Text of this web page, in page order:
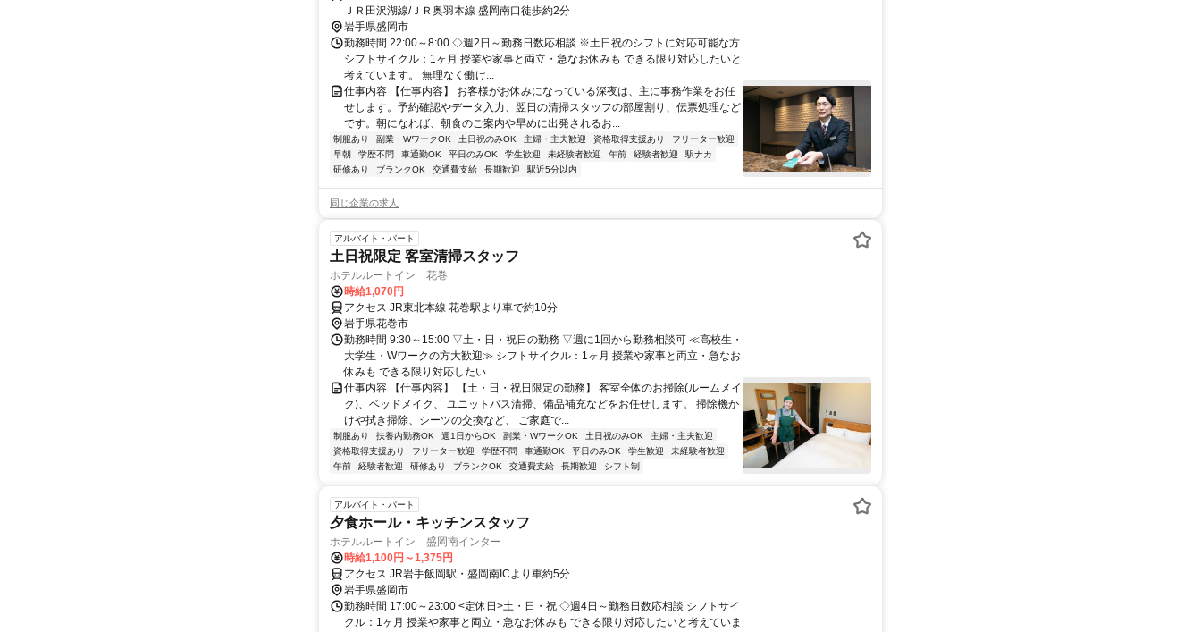
ＪＲ田沢湖線/ＪＲ奥羽本線 盛岡南口徒歩約2分
岩手県盛岡市
勤務時間 22:00～8:00 ◇週2日～勤務日数応相談 ※土日祝のシフトに対応可能な方
シフトサイクル：1ヶ月 授業や家事と両立・急なお休みも できる限り対応したいと
考えています。 無理なく働け...
仕事内容 【仕事内容】 お客様がお休みになっている深夜は、主に事務作業をお任
せします。予約確認やデータ入力、翌日の清掃スタッフの部屋割り、伝票処理など
です。朝になれば、朝食のご案内や早めに出発されるお...
制服あり 副業・WワークOK 土日祝のみOK 主婦・主夫歓迎 資格取得支援あり
フリーター歓迎
早朝
学歴不問 車通勤OK 平日のみOK 学生歓迎 未経験者歓迎 午前 経験者歓迎
駅ナカ
研修あり
ブランクOK 交通費支給 長期歓迎 駅近5分以内
同じ企業の求人
アルバイト・パート
土日祝限定 客室清掃スタッフ
ホテルルートイン 花巻
時給1,070円
アクセス JR東北本線 花巻駅より車で約10分
岩手県花巻市
勤務時間 9:30～15:00 ▽土・日・祝日の勤務 ▽週に1回から勤務相談可 ≪高校生・
大学生・Wワークの方大歓迎≫ シフトサイクル：1ヶ月 授業や家事と両立・急なお
休みも できる限り対応したい...
仕事内容 【仕事内容】 【土・日・祝日限定の勤務】 客室全体のお掃除(ルームメイ
ク)、ベッドメイク、 ユニットバス清掃、備品補充などをお任せします。 掃除機か
けや拭き掃除、シーツの交換など、 ご家庭で...
制服あり 扶養内勤務OK 週1日からOK 副業・WワークOK 土日祝のみOK
主婦・主夫歓迎
資格取得支援あり
フリーター歓迎 学歴不問 車通勤OK 平日のみOK 学生歓迎
未経験者歓迎
午前
経験者歓迎 研修あり ブランクOK 交通費支給 長期歓迎 シフト制
アルバイト・パート
夕食ホール・キッチンスタッフ
ホテルルートイン 盛岡南インター
時給1,100円～1,375円
アクセス JR岩手飯岡駅・盛岡南ICより車約5分
岩手県盛岡市
勤務時間 17:00～23:00 <定休日>土・日・祝 ◇週4日～勤務日数応相談 シフトサイ
クル：1ヶ月 授業や家事と両立・急なお休みも できる限り対応したいと考えていま